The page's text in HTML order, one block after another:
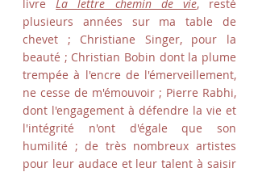
livre La lettre chemin de vie, resté
plusieurs années sur ma table de
chevet ; Christiane Singer, pour la
beauté ; Christian Bobin dont la plume
trempée à l'encre de l'émerveillement,
ne cesse de m'émouvoir ; Pierre Rabhi,
dont l'engagement à défendre la vie et
l'intégrité n'ont d'égale que son
humilité ; de très nombreux artistes
pour leur audace et leur talent à saisir